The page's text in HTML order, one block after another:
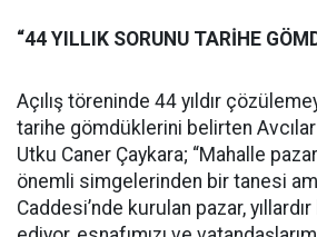
“44 YILLIK SORUNU TARİHE
Açılış töreninde 44 yıldır
tarihe gömdüklerini belirten Avcılar
Utku Caner Çaykara; “Mahalle
önemli simgelerinden bir tanesi
Caddesi’nde kurulan pazar,